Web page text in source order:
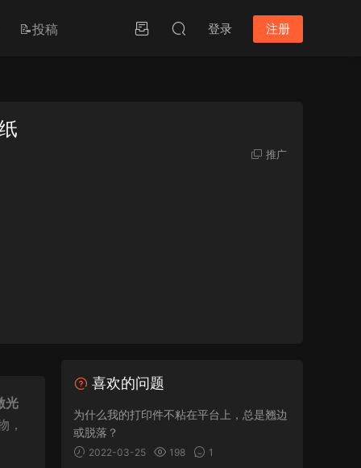
📝投稿 登录 注册
推广
光
，
喜欢的问题
为什么我的打印件不粘在平台上，总是翘边
或脱落？
2022-03-25 198 1